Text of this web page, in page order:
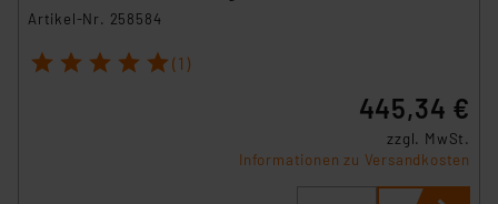
Wandthermostate und 5 Stellantriebe
Artikel-Nr. 258584
1 2 3 4 5 (1)
445,34 €
zzgl. MwSt.
Informationen zu Versandkosten